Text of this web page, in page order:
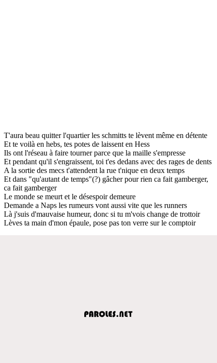
T'aura beau quitter l'quartier les schmitts te lèvent même en détente
Et te voilà en hebs, tes potes de laissent en Hess
Ils ont l'réseau à faire tourner parce que la maille s'empresse
Et pendant qu'il s'engraissent, toi t'es dedans avec des rages de dents
A la sortie des mecs t'attendent la rue t'nique en deux temps
Et dans "qu'autant de temps"(?) gâcher pour rien ca fait gamberger,
ca fait gamberger
Le monde se meurt et le désespoir demeure
Demande a Naps les rumeurs vont aussi vite que les runners
Là j'suis d'mauvaise humeur, donc si tu m'vois change de trottoir
Lèves ta main d'mon épaule, pose pas ton verre sur le comptoir